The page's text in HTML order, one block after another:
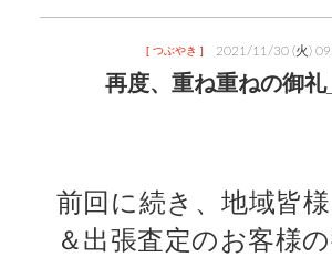
[ つぶやき ] 2021/11/30 (火)
再度、重ね重ねの御礼
前回に続き、地域皆
＆出張査定のお客様